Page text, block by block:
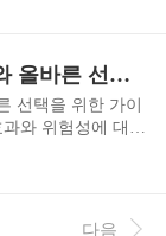
, 비즈니스 목표
장은 다양한 자동
능, 가격, 사용 편
자부터 대기업까
V비즈링 효과와 위험성 정확한 정보와 올바른 선택을 위한 가이드
선택을 위한 가이
와 위험성에 대한
돕기 위해 작성
공되며 각 상품의
다음